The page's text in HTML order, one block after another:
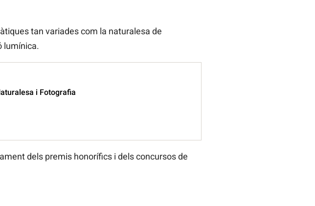
tan variades com la naturalesa de
lumínica.
i Fotografia
dels premis honorífics i dels concursos de